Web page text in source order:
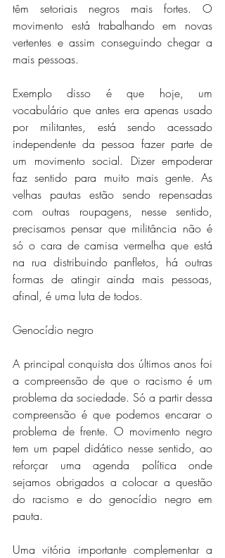
têm setoriais negros mais fortes. O
movimento está trabalhando em novas
vertentes e assim conseguindo chegar a
mais pessoas.
Exemplo disso é que hoje, um
vocabulário que antes era apenas usado
por militantes, está sendo acessado
independente da pessoa fazer parte de
um movimento social. Dizer empoderar
faz sentido para muito mais gente. As
velhas pautas estão sendo repensadas
com outras roupagens, nesse sentido,
precisamos pensar que militância não é
só o cara de camisa vermelha que está
na rua distribuindo panfletos, há outras
formas de atingir ainda mais pessoas,
afinal, é uma luta de todos.
Genocídio negro
A principal conquista dos últimos anos foi
a compreensão de que o racismo é um
problema da sociedade. Só a partir dessa
compreensão é que podemos encarar o
problema de frente. O movimento negro
tem um papel didático nesse sentido, ao
reforçar uma agenda política onde
sejamos obrigados a colocar a questão
do racismo e do genocídio negro em
pauta.
Uma vitória importante complementar a